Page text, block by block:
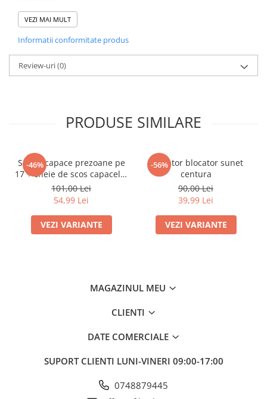
5. Modelarea ca masina originala: este modelata si proiectata in
functie de datele originale ale masinii si mentinerea modelului
Lista:
Extensia schimbatorului de palete al volanului * 1 pereche
circulara si tastatura de pe ambele parti este curbata
volanului Lexus (stanga si dreapta)
Aplicabil:
IS RC NX 330 350 300h
ordonati ansamblul paletei de suprafata
VEZI MAI MULT
Informatii conformitate produs
Review-uri(0)
PRODUSE SIMILARE
-46%
Set 20 capace prezoane pe
17 + cheie de scos capacele,
VW/ Audi /Skoda
101,00 Lei
54,99 Lei
VEZI VARIANTE
-56%
Anulator blocator sunet
centura
90,00 Lei
39,99 Lei
VEZI VARIANTE
MAGAZINUL MEU
CLIENTI
DATE COMERCIALE
SUPORT CLIENTI LUNI-VINERI 09:00-17:00
0748879445